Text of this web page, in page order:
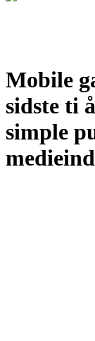
Mobile
sidste ti
simple